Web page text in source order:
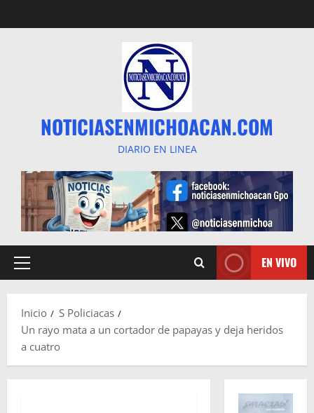
al
NOTICIASENMICHOACAN.COM
DIARIO EN LINEA
Menú
EN VIVO
Inicio
S Policiacas
Un rayo mata a un cortador de papayas y deja heridos
a cuatro